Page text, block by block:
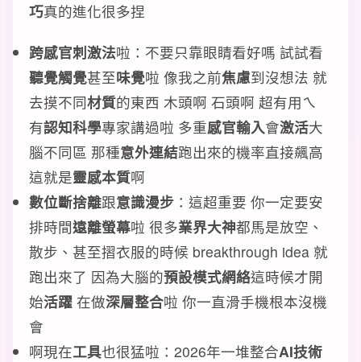
巧真的進化很多捏
跨感官刺激法啦：不要只靠眼睛看好嗎 試試看
聽覺觸覺甚至味覺啦 像我之前焦慮到沒想法 就
去摸不同材質的東西 木頭啊 石頭啊 超有用ㄟ
有認知科學專家講過啦 多重感官輸入會激活大
腦不同區 那種意外連結跑出來的機率直接飆高
這就是靈感本質啊
數位斷捨離跟意識漫步 ：這超重要 你一定要安
排時間遠離螢幕啦 很多業界大神都馬是放空、
散步、甚至摺衣服的時候 breakthrough idea 就
跑出來了 因為大腦的預設模式網絡這時候才開
始活躍 在做深層整合啦 你一直滑手機根本沒機
會
啊現在工具也很猛啦：2026年一堆整合AI技術